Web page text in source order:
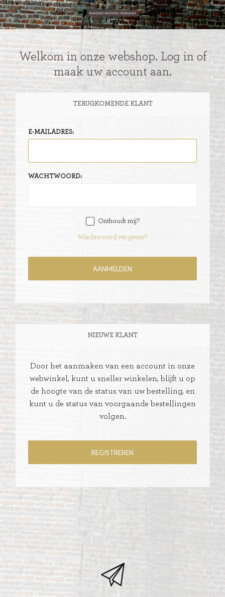
Welkom in onze webshop. Log in of
maak uw account aan.
TERUGKOMENDE KLANT
E-MAILADRES:
WACHTWOORD:
Onthoudt mij?
Wachtwoord vergeten?
NIEUWE KLANT
Door het aanmaken van een account in onze
webwinkel, kunt u sneller winkelen, blijft u op
de hoogte van de status van uw bestelling, en
kunt u de status van voorgaande bestellingen
volgen.